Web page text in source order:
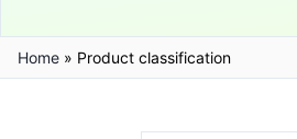
Home » Product classification